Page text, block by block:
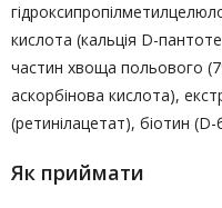
кислота (кальція D-
частин хвоща польового
аскорбінова кислота),
(ретинілацетат), біотин (D-
Як приймати